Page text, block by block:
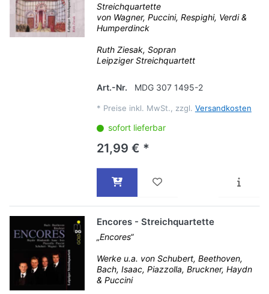
Streichquartette
von Wagner, Puccini, Respighi, Verdi &
Humperdinck
Ruth Ziesak, Sopran
Leipziger Streichquartett
Art.-Nr. MDG 307 1495-2
* Preise inkl. MwSt., zzgl. Versandkosten
sofort lieferbar
21,99 € *
Encores - Streichquartette
„Encores“
Werke u.a. von Schubert, Beethoven,
Bach, Isaac, Piazzolla, Bruckner, Haydn
& Puccini